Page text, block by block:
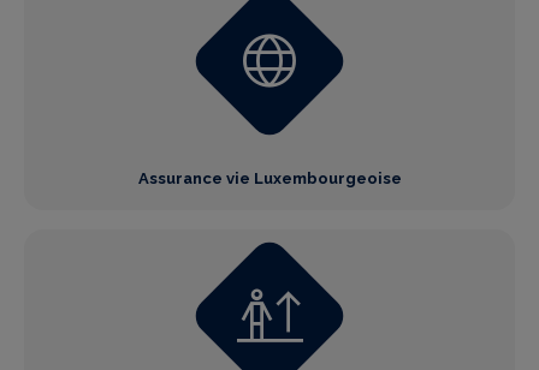
Assurance vie Luxembourgeoise